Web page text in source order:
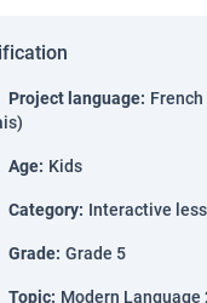
Project language: French
Age: Kids
Category: Interactive
Grade: Grade 5
Topic: Modern Language